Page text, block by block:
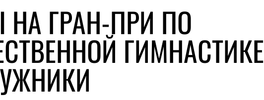
НА ГРАН-ПРИ ПО
ГИМНАСТИКЕ